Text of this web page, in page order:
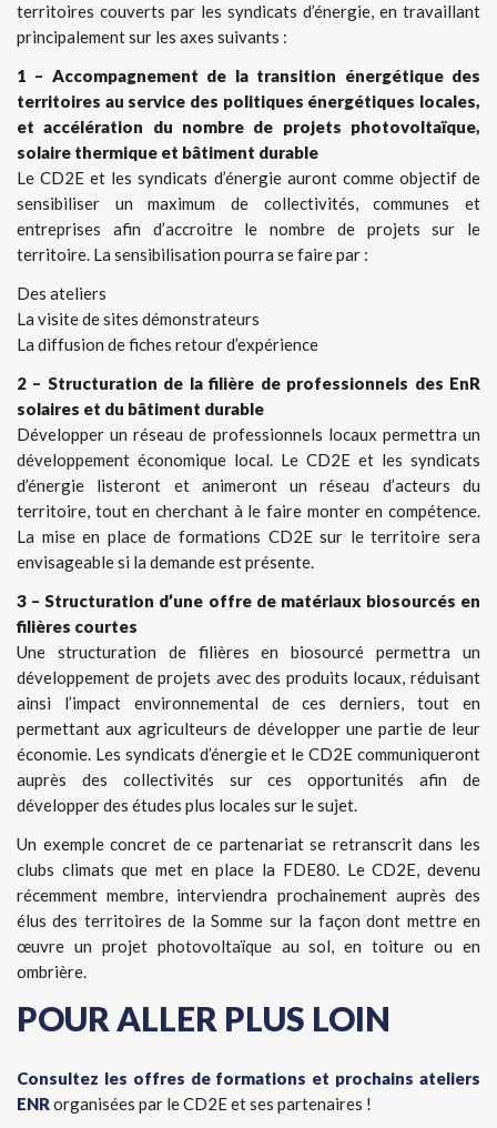
territoires couverts par les syndicats d’énergie, en travaillant
principalement sur les axes suivants :
1 – Accompagnement de la transition énergétique des
territoires au service des politiques énergétiques locales,
et accélération du nombre de projets photovoltaïque,
solaire thermique et bâtiment durable
Le CD2E et les syndicats d’énergie auront comme objectif de
sensibiliser un maximum de collectivités, communes et
entreprises afin d’accroitre le nombre de projets sur le
territoire. La sensibilisation pourra se faire par :
Des ateliers
La visite de sites démonstrateurs
La diffusion de fiches retour d’expérience
2 – Structuration de la filière de professionnels des EnR
solaires et du bâtiment durable
Développer un réseau de professionnels locaux permettra un
développement économique local. Le CD2E et les syndicats
d’énergie listeront et animeront un réseau d’acteurs du
territoire, tout en cherchant à le faire monter en compétence.
La mise en place de formations CD2E sur le territoire sera
envisageable si la demande est présente.
3 – Structuration d’une offre de matériaux biosourcés en
filières courtes
Une structuration de filières en biosourcé permettra un
développement de projets avec des produits locaux, réduisant
ainsi l’impact environnemental de ces derniers, tout en
permettant aux agriculteurs de développer une partie de leur
économie. Les syndicats d’énergie et le CD2E communiqueront
auprès des collectivités sur ces opportunités afin de
développer des études plus locales sur le sujet.
Un exemple concret de ce partenariat se retranscrit dans les
clubs climats que met en place la FDE80. Le CD2E, devenu
récemment membre, interviendra prochainement auprès des
élus des territoires de la Somme sur la façon dont mettre en
œuvre un projet photovoltaïque au sol, en toiture ou en
ombrière.
POUR ALLER PLUS LOIN
Consultez les offres de formations et prochains ateliers
ENRorganisées par le CD2E et ses partenaires !